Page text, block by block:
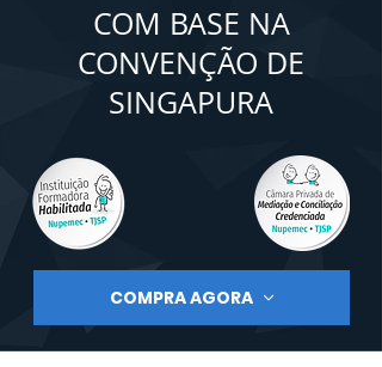
COM BASE NA
CONVENÇÃO DE
SINGAPURA
COMPRA AGORA